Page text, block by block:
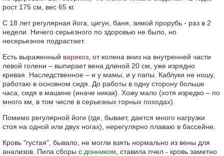
рост 175 см, вес 65 кг.
С 18 лет регулярная йога, цигун, баня, зимой прорубь - раз в 2
недели. Ничего серьезного по здоровью не было, но
несерьезное подрастает.
Есть выраженный варикоз , от колена вниз на внутренней части
левой голени – выпирает вена длиной 20 см, уже изрядно
кривая. Наследственное – и у мамы, и у папы. Каблуки не ношу,
работаю в основном сидя. До работы в одну сторону больше
часа, сидя в машине (иначе никак). Хожу мало (хотя изредко – по
много км, в том числе в серьезных горных походах).
Помимо регулярной йоги (где, бывает, дается много нагрузки
стоя на одной или двух ногах), нерегулярно плаваю в бассейне.
Кровь "густая", бывало, не могли взять нормально из вены для
анализов. Пила сборы с донником , ставила пчел - кровь заметно